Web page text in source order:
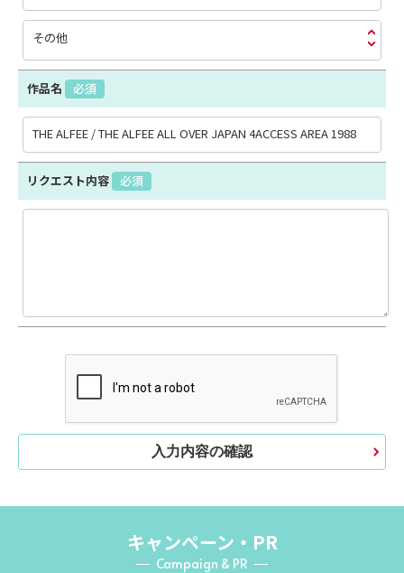
その他
作品名 必須
リクエスト内容 必須
入力内容の確認
キャンペーン・PR
Campaign & PR